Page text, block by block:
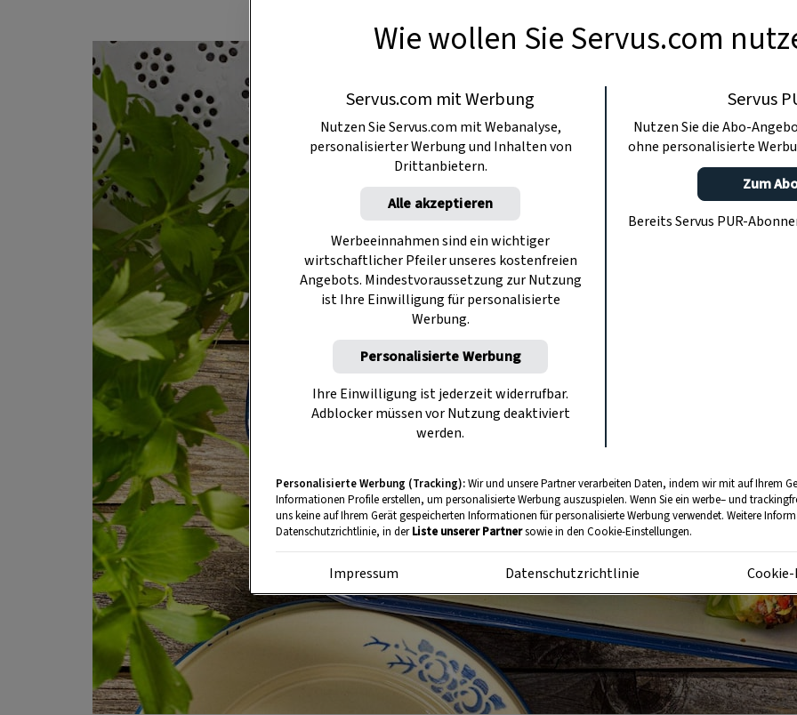
Wie wollen Sie Servus.com
Servus.com mit Werbung
Nutzen Sie Servus.com mit Webanalyse,
personalisierter Werbung und Inhalten von
Drittanbietern.
Alle akzeptieren
Werbeeinnahmen sind ein wichtiger
wirtschaftlicher Pfeiler unseres kostenfreien
Angebots. Mindestvoraussetzung zur Nutzung
ist Ihre Einwilligung für personalisierte
Werbung.
Personalisierte Werbung
Ihre Einwilligung ist jederzeit widerrufbar.
Adblocker müssen vor Nutzung deaktiviert
werden.
Servus
Nutzen Sie die Abo-
ohne personalisierte
Zum
Bereits Servus PUR-
Personalisierte Werbung (Tracking):Wir und unsere Partner verarbeiten Daten, indem wir mit auf Ihrem
Informationen Profile erstellen, um personalisierte Werbung auszuspielen. Wenn Sie ein werbe– und
uns keine auf Ihrem Gerät gespeicherten Informationen für personalisierte Werbung verwendet. Weitere
Datenschutzrichtlinie, in derListe unserer Partnersowie in den Cookie-Einstellungen.
Impressum Datenschutzrichtlinie